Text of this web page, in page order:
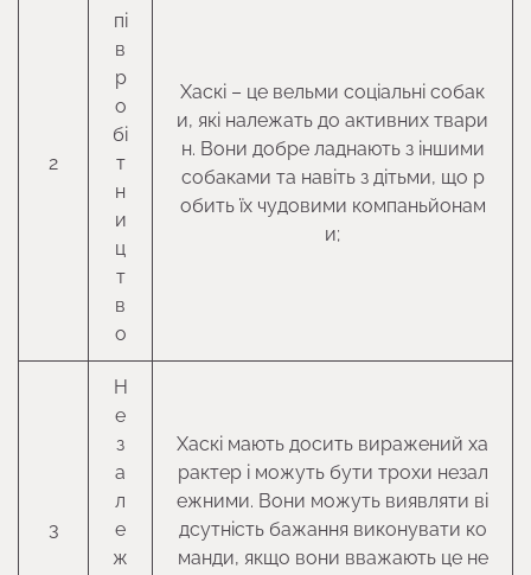
2
пі
в
р
о
бі
т
н
и
ц
т
в
о
Хаскі – це вельми соціальні собак
и, які належать до активних твари
н. Вони добре ладнають з іншими
собаками та навіть з дітьми, що р
обить їх чудовими компаньйонам
и;
3
Н
е
з
а
л
е
ж
Хаскі мають досить виражений ха
рактер і можуть бути трохи незал
ежними. Вони можуть виявляти ві
дсутність бажання виконувати ко
манди, якщо вони вважають це не